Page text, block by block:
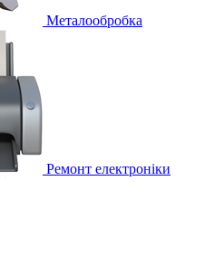
Металообробка
Ремонт електроніки